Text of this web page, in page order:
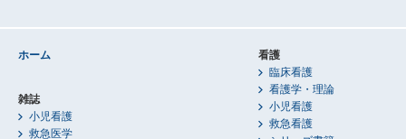
ホーム
雑誌
小児看護
救急医学
看護
臨床看護
看護学・理論
小児看護
救急看護